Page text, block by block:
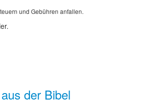
und Gebühren anfallen.
der Bibel